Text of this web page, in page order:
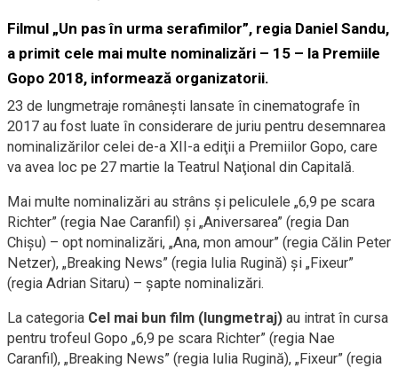
Filmul „Un pas în urma serafimilor”, regia Daniel Sandu,
a primit cele mai multe nominalizări – 15 – la Premiile
Gopo 2018, informează organizatorii.
23 de lungmetraje româneşti lansate în cinematografe în
2017 au fost luate în considerare de juriu pentru desemnarea
nominalizărilor celei de-a XII-a ediţii a Premiilor Gopo, care
va avea loc pe 27 martie la Teatrul Naţional din Capitală.
Mai multe nominalizări au strâns şi peliculele „6,9 pe scara
Richter” (regia Nae Caranfil) şi „Aniversarea” (regia Dan
Chişu) – opt nominalizări, „Ana, mon amour” (regia Călin Peter
Netzer), „Breaking News” (regia Iulia Rugină) şi „Fixeur”
(regia Adrian Sitaru) – şapte nominalizări.
La categoria Cel mai bun film (lungmetraj) au intrat în cursa
pentru trofeul Gopo „6,9 pe scara Richter” (regia Nae
Caranfil), „Breaking News” (regia Iulia Rugină), „Fixeur” (regia